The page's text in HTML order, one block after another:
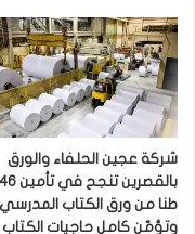
شركة عجين الحلفاء والورق
بالقصرين
طنا من ورق الكتاب المدرسي
وتؤمّن كامل حاجيات الكتاب